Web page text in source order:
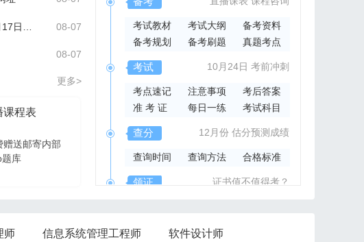
08-07
08-07
更多>
课程表
赠送邮寄内部
题库
2026年系规内部辅导资料
报班免费邮寄辅导资料
信管网精心组编资料集
考试教材 考试大纲
备考资料
备考规划
备考刷题 真题考点
考试 10月24日 考前冲刺
考点速记 注意事项
考后答案
准 考 证
每日一练 考试科目
查分 12月份 估分预测成绩
查询时间 查询方法 合格标准
领证 证书值不值得考？
师 信息系统管理工程师 软件设计师